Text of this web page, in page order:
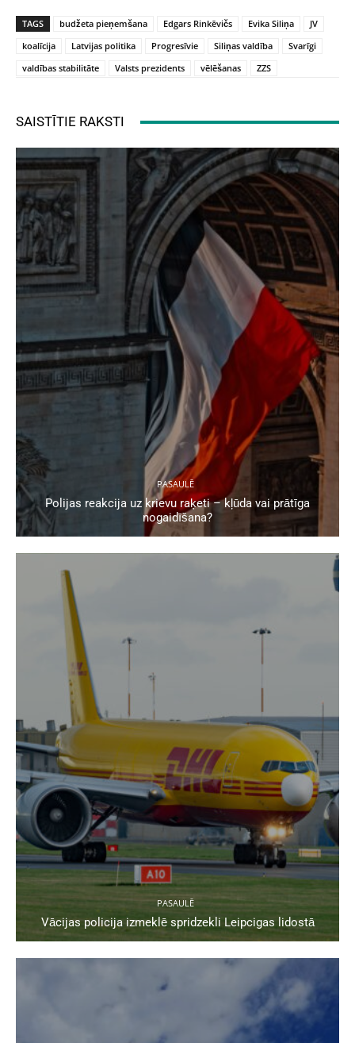
TAGS budžeta pieņemšana Edgars Rinkēvičs Evika Siliņa
JV
koalīcija
Latvijas politika Progresīvie Siliņas valdība
Svarīgi
valdības stabilitāte
Valsts prezidents vēlēšanas ZZS
SAISTĪTIE RAKSTI
PASAULĒ
Polijas reakcija uz krievu raķeti – kļūda vai prātīga
nogaidīšana?
PASAULĒ
Vācijas policija izmeklē spridzekli Leipcigas lidostā